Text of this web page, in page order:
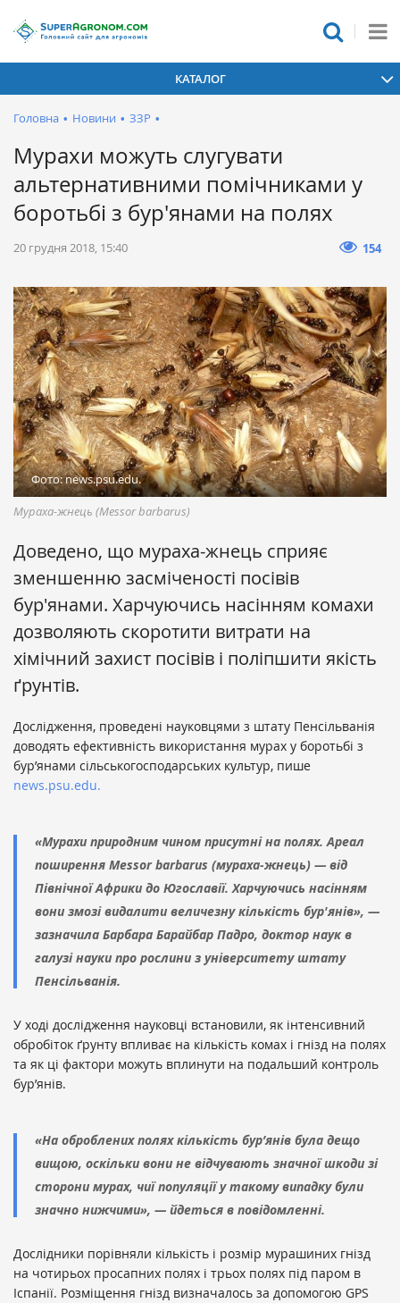
КАТАЛОГ
Головна • Новини • ЗЗР •
Мурахи можуть слугувати
альтернативними помічниками у
боротьбі з бур'янами на полях
20 грудня 2018, 15:40 154
Фото: news.psu.edu.
Мураха-жнець (Messor barbarus)
Доведено, що мураха-жнець сприяє
зменшенню засміченості посівів
бур'янами. Харчуючись насінням комахи
дозволяють скоротити витрати на
хімічний захист посівів і поліпшити якість
ґрунтів.
Дослідження, проведені науковцями з штату Пенсільванія
доводять ефективність використання мурах у боротьбі з
бур’янами сільськогосподарських культур, пише
news.psu.edu.
«Мурахи природним чином присутні на полях. Ареал
поширення Messor barbarus (мураха-жнець) — від
Північної Африки до Югославії. Харчуючись насінням
вони змозі видалити величезну кількість бур'янів», —
зазначила Барбара Барайбар Падро, доктор наук в
галузі науки про рослини з університету штату
Пенсільванія.
У ході дослідження науковці встановили, як інтенсивний
обробіток ґрунту впливає на кількість комах і гнізд на полях
та як ці фактори можуть вплинути на подальший контроль
бур’янів.
«На оброблених полях кількість бур’янів була дещо
вищою, оскільки вони не відчувають значної шкоди зі
сторони мурах, чиї популяції у такому випадку були
значно нижчими», — йдеться в повідомленні.
Дослідники порівняли кількість і розмір мурашиних гнізд
на чотирьох просапних полях і трьох полях під паром в
Іспанії. Розміщення гнізд визначалось за допомогою GPS